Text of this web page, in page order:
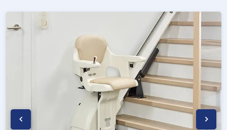
Moderner gerader Treppenlift in Neundorf (bei
Geprüfter, gebrauchter Treppenlift für gerade
Neuer Treppenlift für gerade Treppen in Neundorf (bei